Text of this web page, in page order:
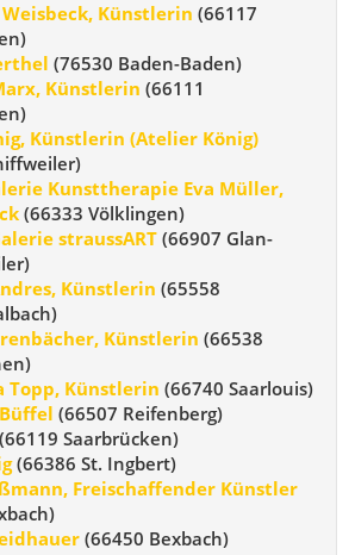
Künstlerin (66117
(76530 Baden-Baden)
Künstlerin (66111
Künstlerin (Atelier König)
Kunsttherapie Eva Müller,
(66333 Völklingen)
straussART (66907 Glan-
Künstlerin (65558
Künstlerin (66538
Topp, Künstlerin (66740 Saarlouis)
(66507 Reifenberg)
(66119 Saarbrücken)
(66386 St. Ingbert)
Freischaffender Künstler
(66450 Bexbach)